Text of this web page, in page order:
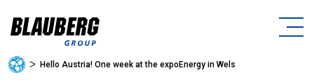
ᐳ Hello Austria! One week at the expoEnergy in Wels